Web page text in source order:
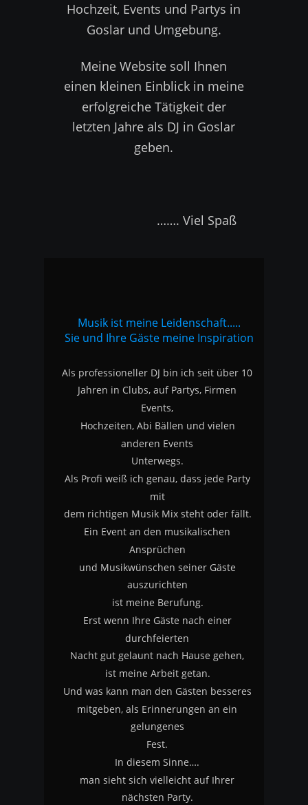
Hochzeit, Events und Partys in
Goslar und Umgebung.
Meine Website soll Ihnen
einen kleinen Einblick in meine
erfolgreiche Tätigkeit der
letzten Jahre als DJ in Goslar
geben.
                         ……. Viel Spaß
Als professioneller DJ bin ich seit über 10
Jahren in Clubs, auf Partys, Firmen
Events,
Hochzeiten, Abi Bällen und vielen
anderen Events
Unterwegs.
Als Profi weiß ich genau, dass jede Party
mit
dem richtigen Musik Mix steht oder fällt.
Ein Event an den musikalischen
Ansprüchen
und Musikwünschen seiner Gäste
auszurichten
ist meine Berufung.
Erst wenn Ihre Gäste nach einer
durchfeierten
Nacht gut gelaunt nach Hause gehen,
ist meine Arbeit getan.
Und was kann man den Gästen besseres
mitgeben, als Erinnerungen an ein
gelungenes
Fest.
In diesem Sinne….
man sieht sich vielleicht auf Ihrer
nächsten Party.
Musik ist meine Leidenschaft.....
Sie und Ihre Gäste meine Inspiration